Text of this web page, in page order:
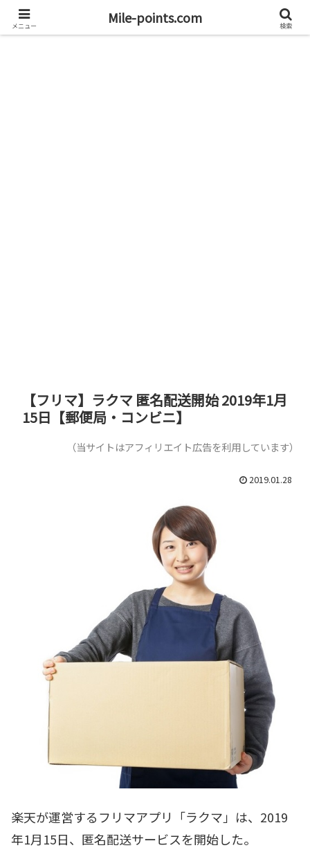
資産1億円を目指すブログと旅
【フリマ】ラクマ 匿名配送開始 2019年1月
15日【郵便局・コンビニ】
（当サイトはアフィリエイト広告を利用しています）
2019.01.28
楽天が運営するフリマアプリ「ラクマ」は、2019
年1月15日、匿名配送サービスを開始した。
メニュー Mile-points.com 検索